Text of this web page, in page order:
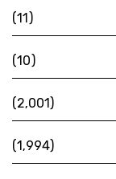
(11)
(10)
(2٬001)
(1٬994)